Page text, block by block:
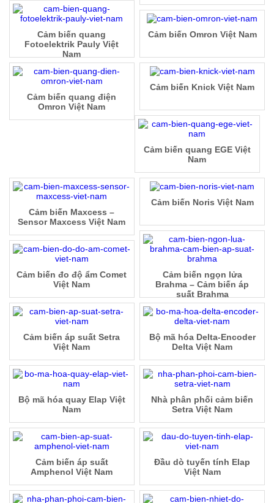
Cảm biến quang
Fotoelektrik Pauly Việt
Nam
Cảm biến Omron Việt Nam
Cảm biến quang điện
Omron Việt Nam
Cảm biến Knick Việt Nam
Cảm biến quang EGE Việt
Nam
Cảm biến Noris Việt Nam
Cảm biến Maxcess –
Sensor Maxcess Việt Nam
Cảm biến ngọn lửa
Brahma – Cảm biến áp
suất Brahma
Cảm biến đo độ ẩm Comet
Việt Nam
Bộ mã hóa Delta-Encoder
Delta Việt Nam
Cảm biến áp suất Setra
Việt Nam
Nhà phân phối cảm biến
Setra Việt Nam
Bộ mã hóa quay Elap Việt
Nam
Đầu dò tuyến tính Elap
Việt Nam
Cảm biến áp suất
Amphenol Việt Nam